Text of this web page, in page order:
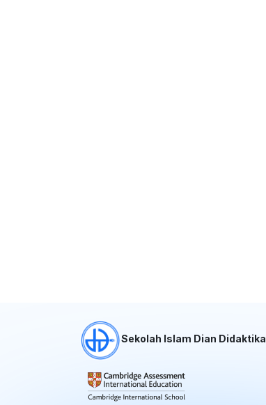
Sekolah Islam Dian Didaktika